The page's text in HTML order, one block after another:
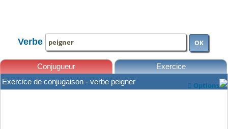
Verbe OK
Conjugueur Exercice
Exercice de conjugaison - verbe peigner  Options